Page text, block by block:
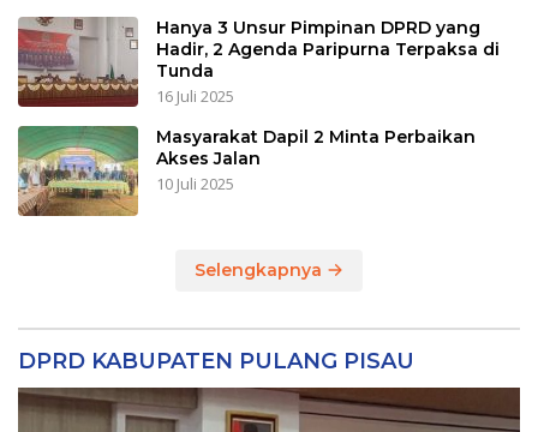
Hanya 3 Unsur Pimpinan DPRD yang
Hadir, 2 Agenda Paripurna Terpaksa di
Tunda
16 Juli 2025
Masyarakat Dapil 2 Minta Perbaikan
Akses Jalan
10 Juli 2025
Selengkapnya
DPRD KABUPATEN PULANG PISAU